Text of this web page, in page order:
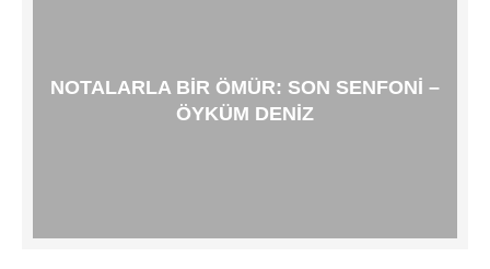
NOTALARLA BIR ÖMÜR: SON SENFONI –
ÖYKÜM DENIZ